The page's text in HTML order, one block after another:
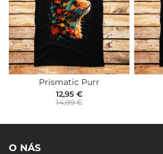
Prismatic Purr
12,95 €
14,99 €
O NÁS